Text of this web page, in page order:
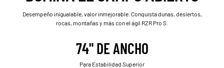
Desempeño inigualable, valor inmejorable. Conquista dunas, desiertos,
rocas, montañas y más con el ágil RZR Pro S.
74" DE ANCHO
Para Estabilidad Superior